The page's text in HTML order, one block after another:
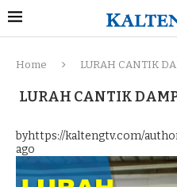
Home LURAH CANTIK
LURAH CANTIK
byhttps://kaltengtv.com/
ago